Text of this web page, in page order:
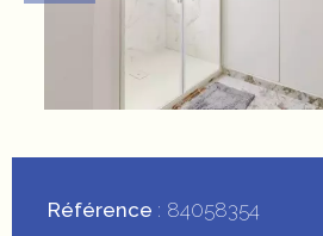
Référence
84058354